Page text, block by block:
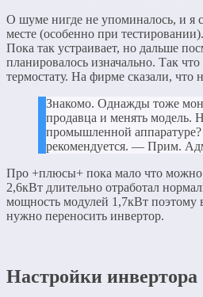
О шуме нигде не упоминалось, и я
месте (особенно при
Пока так устраивает, но дальше
планировалось изначально. Так
термостату. На фирме сказали, что
Знакомо. Однажды тоже
продавца и менять модель.
промышленной
рекомендуется. — Прим.
Про +плюсы+ пока мало что можно
2,6кВт длительно отработал
мощность модулей 1,7кВт поэтому
нужно переносить инвертор.
Настройки инвертора